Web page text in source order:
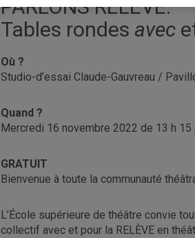
PARLONS RELÈVE.
Tables rondes avec
Où ?
Studio-d’essai Claude-Gauvreau /
Quand ?
Mercredi 16 novembre 2022 de 13 h 15
GRATUIT
Bienvenue à toute la communauté
L’École supérieure de théâtre convie
collectif avec et pour la RELÈVE en